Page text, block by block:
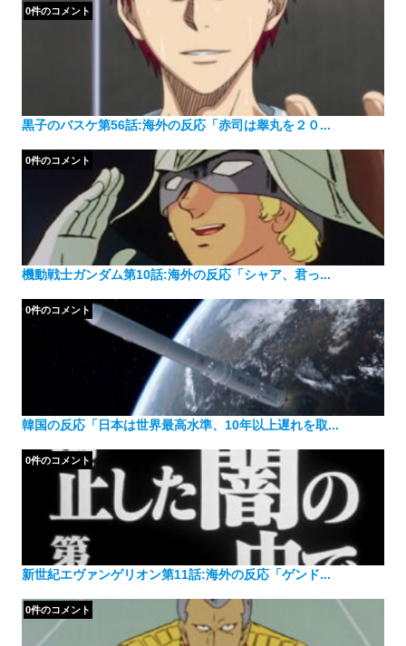
黒子のバスケ第56話:海外の反応「赤司は睾丸を２０...
0件のコメント
機動戦士ガンダム第10話:海外の反応「シャア、君っ...
0件のコメント
韓国の反応「日本は世界最高水準、10年以上遅れを取...
0件のコメント
新世紀エヴァンゲリオン第11話:海外の反応「ゲンド...
0件のコメント
0件のコメント